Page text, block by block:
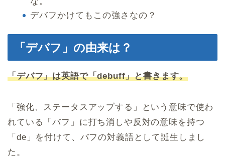
デバフかけてもこの強さなの？
「デバフ」の由来は？
「デバフ」は英語で「debuff」と書きます。
「強化、ステータスアップする」という意味で使わ
れている「バフ」に打ち消しや反対の意味を持つ
「de」を付けて、バフの対義語として誕生しまし
た。